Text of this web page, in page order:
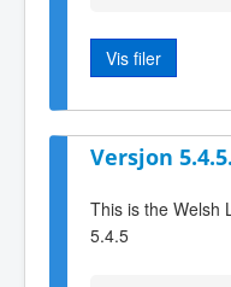
Vis filer
Versjon
This is the Welsh
5.4.5